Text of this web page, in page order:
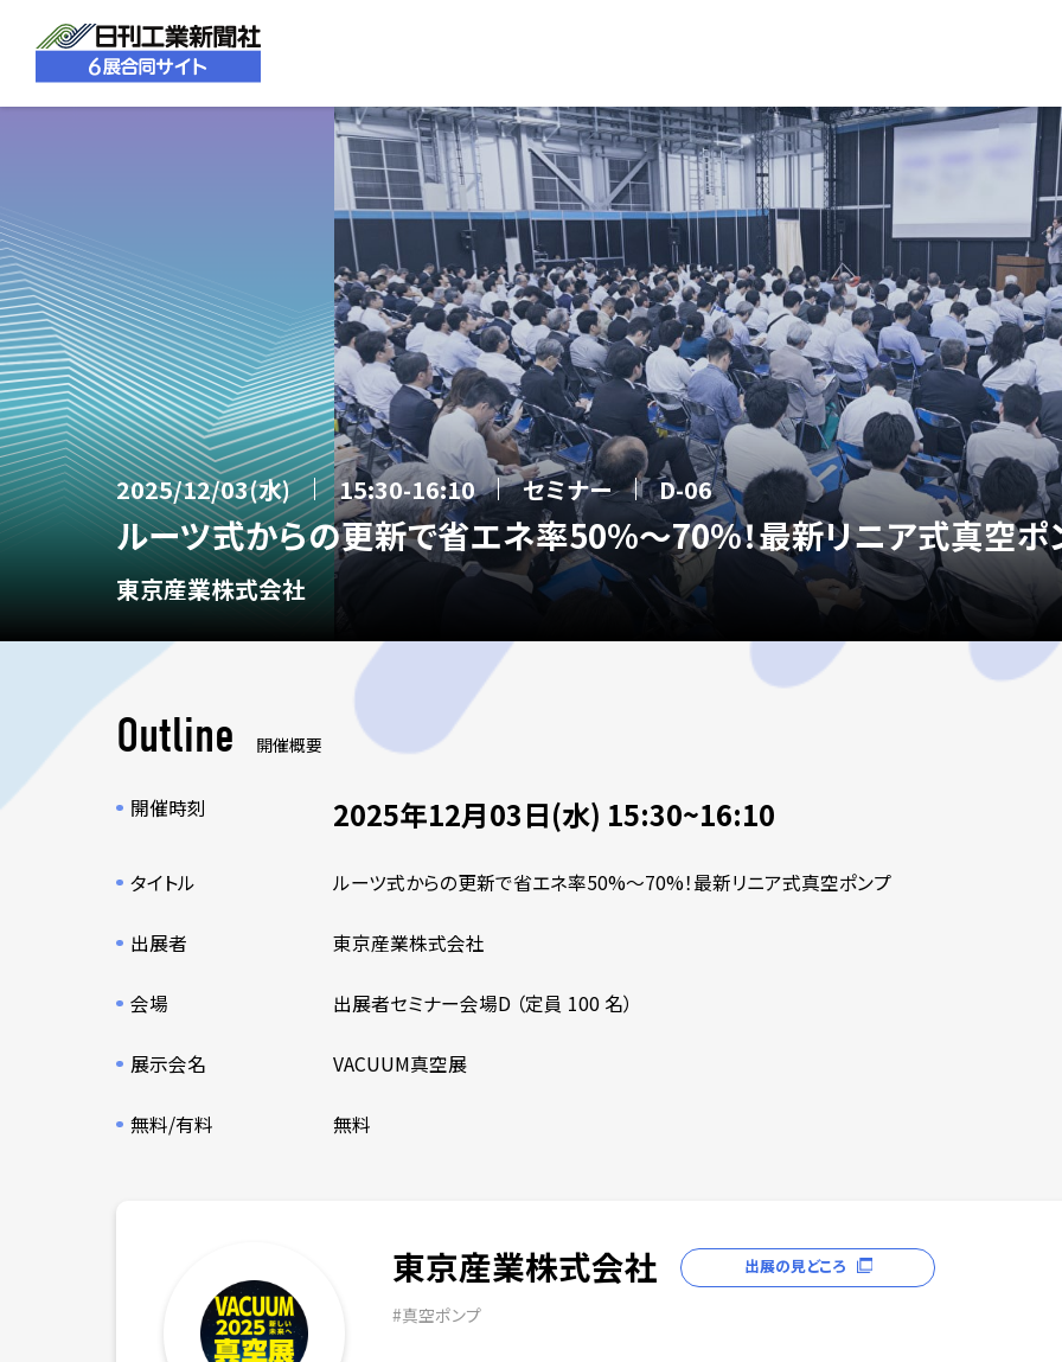
2025/12/03(水) 15:30-16:10 セミナー D-06
ルーツ式からの更新で省エネ率50%～70%！最新リニア式真空ポ
東京産業株式会社
Outline 開催概要
開催時刻 2025年12月03日(水) 15:30~16:10
タイトル ルーツ式からの更新で省エネ率50%～70%！最新リニア式真空ポンプ
出展者 東京産業株式会社
会場 出展者セミナー会場D （定員 100 名）
展示会名 VACUUM真空展
無料/有料 無料
東京産業株式会社
#真空ポンプ
出展の見どころ